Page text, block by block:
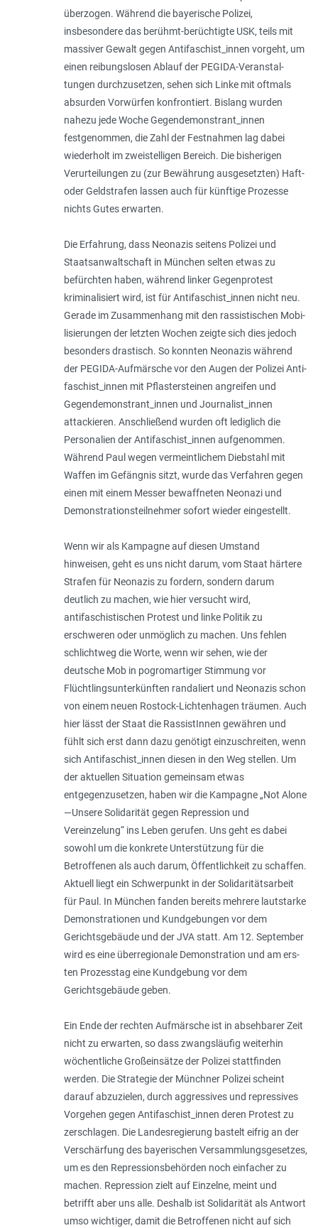
überzogen. Während die bayerische Polizei,
insbesondere das berühmt-berüchtigte USK, teils mit
massiver Gewalt gegen Antifaschist_innen vorgeht, um
einen reibungslosen Ablauf der PEGIDA-Veranstal­
tungen durchzusetzen, sehen sich Linke mit oftmals
absurden Vorwürfen konfrontiert. Bislang wurden
nahezu jede Woche Gegendemonstrant_innen
festgenommen, die Zahl der Festnahmen lag dabei
wiederholt im zweistelligen Bereich. Die bisherigen
Verurteilungen zu (zur Bewährung ausgesetzten) Haft-
oder Geldstrafen lassen auch für künftige Prozesse
nichts Gutes erwarten.
Die Erfahrung, dass Neonazis seitens Poli­zei und
Staatsanwaltschaft in München selten etwas zu
befürchten haben, während linker Gegenprotest
kriminalisiert wird, ist für Antifaschist_innen nicht neu.
Gerade im Zusammenhang mit den rassistischen Mobi­
lisierungen der letzten Wochen zeigte sich dies jedoch
besonders drastisch. So konnten Neonazis während
der PEGIDA-Aufmärsche vor den Augen der Polizei Anti­
fa­schist_innen mit Pflastersteinen angreifen und
Gegendemonstrant_innen und Journalist_innen
attackieren. Anschließend wurden oft lediglich die
Personalien der Antifaschist_innen aufgenommen.
Während Paul wegen vermeintlichem Diebstahl mit
Waffen im Gefängnis sitzt, wurde das Verfahren gegen
einen mit einem Messer bewaffneten Neonazi und
Demonstrationsteilnehmer sofort wieder eingestellt.
Wenn wir als Kampagne auf diesen Umstand
hinweisen, geht es uns nicht darum, vom Staat härtere
Strafen für Neonazis zu fordern, sondern darum
deutlich zu machen, wie hier versucht wird,
antifaschistischen Protest und linke Politik zu
erschweren oder unmöglich zu machen. Uns fehlen
schlichtweg die Worte, wenn wir sehen, wie der
deutsche Mob in pogromartiger Stimmung vor
Flüchtlingsunterkünften randaliert und Neonazis schon
von einem neuen Ros­tock-Lichtenhagen träumen. Auch
hier lässt der Staat die RassistInnen gewähren und
fühlt sich erst dann dazu genötigt einzuschreiten, wenn
sich Antifaschist_innen diesen in den Weg stellen. Um
der aktuellen Situation gemeinsam etwas
entgegenzusetzen, haben wir die Kampagne „Not Alone
—Unsere Solidarität gegen Repression und
Vereinzelung“ ins Leben gerufen. Uns geht es dabei
sowohl um die konkrete Unterstützung für die
Betroffenen als auch darum, Öffentlichkeit zu schaffen.
Aktuell liegt ein Schwerpunkt in der Solidaritätsarbeit
für Paul. In München fanden bereits mehrere lautstarke
Demonstrationen und Kundgebungen vor dem
Gerichtsgebäude und der JVA statt. Am 12. September
wird es eine überregionale Demonstration und am ers­
ten Prozesstag eine Kundgebung vor dem
Gerichtsgebäude geben.
Ein Ende der rechten Aufmärsche ist in absehbarer Zeit
nicht zu erwarten, so dass zwangsläufig weiterhin
wöchentliche Großeinsätze der Polizei stattfinden
werden. Die Strategie der Münchner Polizei scheint
darauf abzuzielen, durch aggressives und repressives
Vorgehen gegen Antifaschist_innen deren Protest zu
zerschlagen. Die Landes­regierung bastelt eifrig an der
Verschärfung des bayerischen Versammlungs­gesetzes,
um es den Repressionsbehörden noch einfacher zu
machen. Repression zielt auf Einzelne, meint und
betrifft aber uns ­alle. Deshalb ist Solidarität als Antwort
umso wichtiger, damit die Betroffenen nicht auf sich